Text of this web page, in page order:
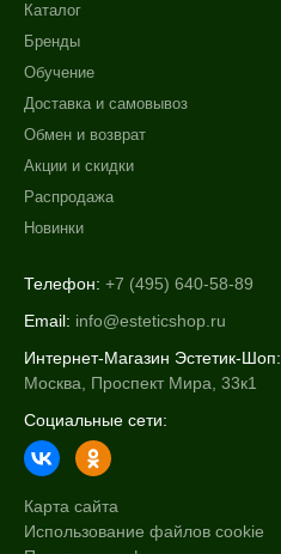
Воспаление
Показать еще
Результат
Гладкость
Область применения
Губы
Декольте
Объём
Каталог
Бренды
Обучение
Доставка и самовывоз
Обмен и возврат
Акции и скидки
Распродажа
Новинки
Телефон: +7 (495) 640-58-89
Email: info@esteticshop.ru
Интернет-Магазин Эстетик-Шоп:
Москва, Проспект Мира, 33к1
Социальные сети:
Карта сайта
Использование файлов cookie